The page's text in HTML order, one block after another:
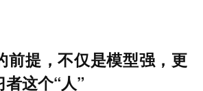
前提，不仅是模型强，更
这个“人”